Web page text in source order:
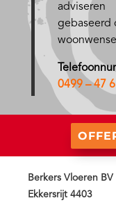
adviseren
gebaseerd
0499 – 47
Berkers Vloeren BV
Ekkersrijt 4403